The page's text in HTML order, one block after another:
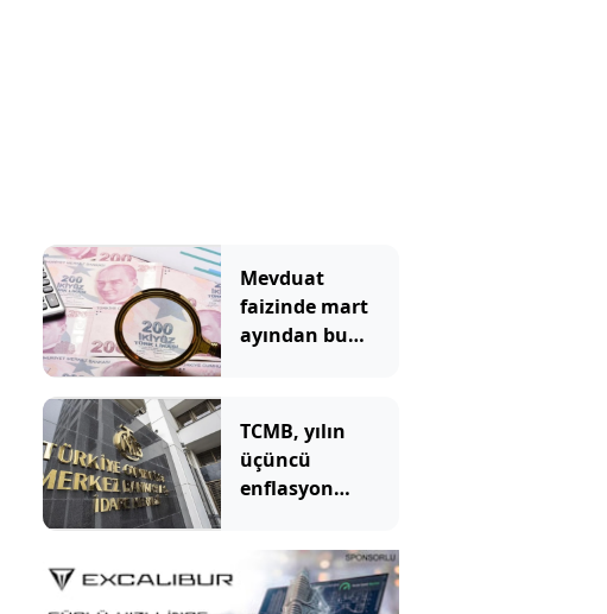
Mevduat
faizinde mart
ayından bu
TCMB, yılın
üçüncü
enflasyon
Ağustos'ta
açıklayacak